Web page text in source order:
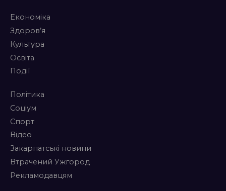
Економіка
Здоров’я
Культура
Освіта
Події
Політика
Соціум
Спорт
Відео
Закарпатські новини
Втрачений Ужгород
Рекламодавцям